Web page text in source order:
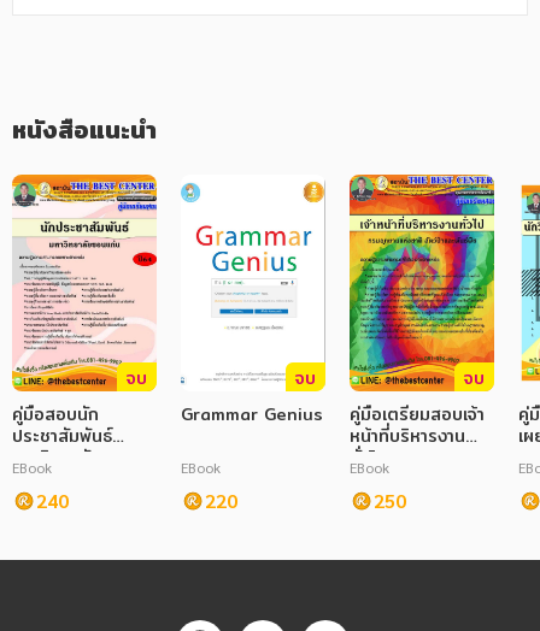
ภาษาศาสตร์
หนังสือเด็ก
การพัฒนาตนเอง
ความรู้ทั่วไป
การ์ตูนความรู้ การ์ตูน
การ์ตูนมังงะ (Manga)
คู่มือเตรียมสำหรับตำแหน่ง เจ้าพนักงานพัฒนาสังคม (สถาน
นี้ โดยทางสถาบัน THE BEST CENTER และคณะได้เรียบเรียงขึ้นเพื่อ
ให้ผู้สมัครสอบ ใช้สำหรับเตรียมตัวสอบในการสอบแข่งขันฯ ในครั้งนี้
ดังนั้นทำงสถาบัน THE BEST CENTER ได้เล็งเห็นความสำคัญจึงได้จัด
ทำหนังสือเล่มนี้ขึ้นมา ประกอบด้วยความรู้เกี่ยวกับการเนื้อหา พ.ร.บ.
ระเบียบและเจาะแนวข้อสอบเพื่อให้ผู้ที่สอบได้เตรียมตัวอ่านล่วงหน้า มี
ความพร้อมในการทำข้อสอบ
หนังสือแนะนำ
จบ
คู่มือสอบนัก
ประชาสัมพันธ์
มหาวิทยาลัย
ขอนแก่น
EBook
240
จบ
Grammar Genius
EBook
220
จบ
คู่มือเตรียมสอบเจ้า
หน้าที่บริหารงาน
ทั่วไป กรมอุทยาน
แห่งชาติ สัตว์ป่า
และพันธุ์พืช ใหม่ปี
EBook
250
คู่
เ
ก
สุ